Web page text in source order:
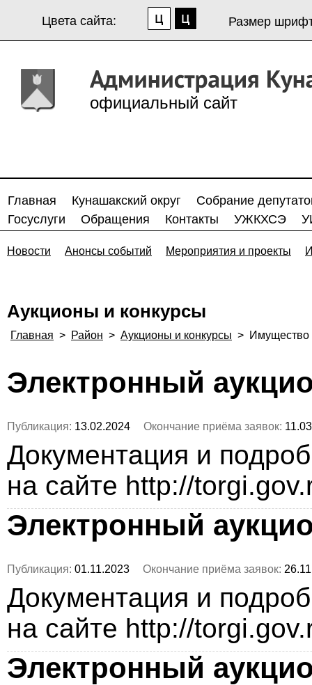
Цвета сайта: Размер
официальный сайт
Главная Кунашакский округ
Собрание
Госуслуги
Обращения Контакты УЖКХСЭ
Новости Анонсы событий Мероприятия и проекты
Аукционы и конкурсы
Главная > Район > Аукционы и конкурсы > Имущество
Электронный
Публикация: 13.02.2024 Окончание приёма заявок:
Документация и
на сайте http://
Электронный
Публикация: 01.11.2023 Окончание приёма заявок:
Документация и
на сайте http://
Электронный